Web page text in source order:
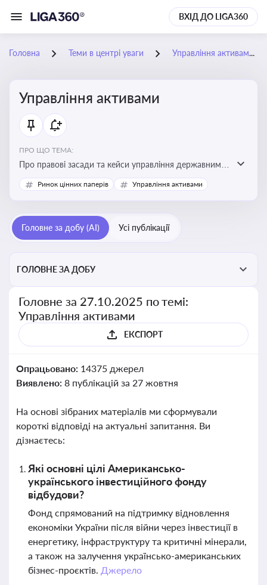
ВХІД ДО LIGA360
Головна Теми в центрі уваги Управління активами
Управління активами
ПРО ЩО ТЕМА:
Про правові засади та кейси управління державними,
комунальними та корпоративними активами, для
юристів і керівників, які відповідають за збереження
Ринок цінних паперів Управління активами
Головне за добу (AI) Усі публікації
ГОЛОВНЕ ЗА ДОБУ
Головне за 27.10.2025 по темі:
Управління активами
ЕКСПОРТ
Опрацьовано: 14375 джерел
Виявлено: 8 публікацій за 27 жовтня
На основі зібраних матеріалів ми сформували
короткі відповіді на актуальні запитання. Ви
дізнаєтесь:
Які основні цілі Американсько-
українського інвестиційного фонду
відбудови?
Фонд спрямований на підтримку відновлення
економіки України після війни через інвестиції в
енергетику, інфраструктуру та критичні мінерали,
а також на залучення українсько-американських
бізнес-проєктів. Джерело